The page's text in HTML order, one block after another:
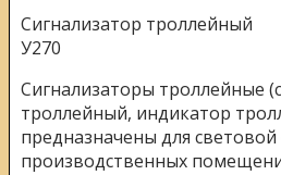
Сигнализатор троллейный
У270
Сигнализаторы троллейные
троллейный, индикатор
предназначены для
производственных